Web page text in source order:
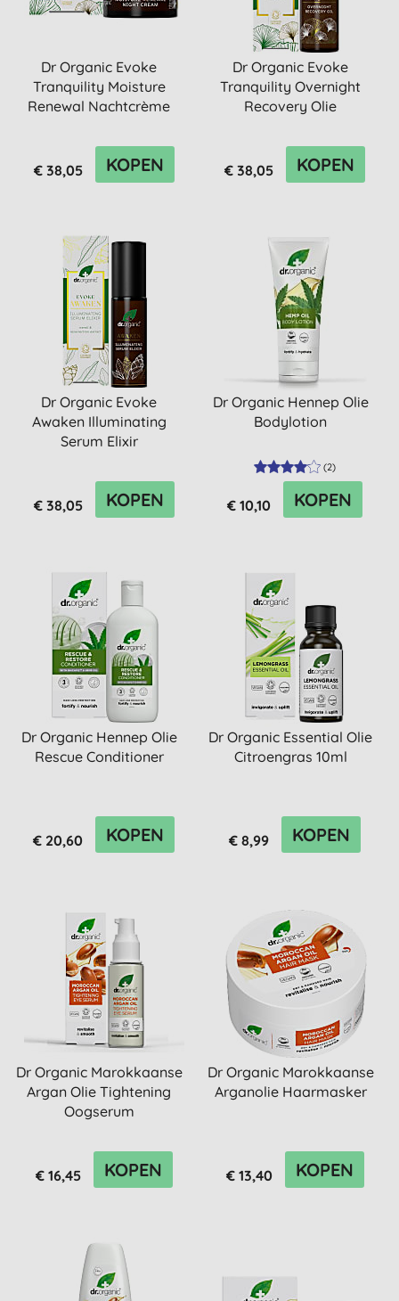
Dr Organic Evoke
Tranquility Moisture
Renewal Nachtcrème
€ 38,05 KOPEN
Dr Organic Evoke
Tranquility Overnight
Recovery Olie
€ 38,05 KOPEN
Dr Organic Evoke
Awaken Illuminating
Serum Elixir
€ 38,05 KOPEN
Dr Organic Hennep Olie
Bodylotion
(2)
€ 10,10 KOPEN
Dr Organic Hennep Olie
Rescue Conditioner
€ 20,60 KOPEN
Dr Organic Essential Olie
Citroengras 10ml
€ 8,99 KOPEN
Dr Organic Marokkaanse
Argan Olie Tightening
Oogserum
€ 16,45 KOPEN
Dr Organic Marokkaanse
Arganolie Haarmasker
€ 13,40 KOPEN